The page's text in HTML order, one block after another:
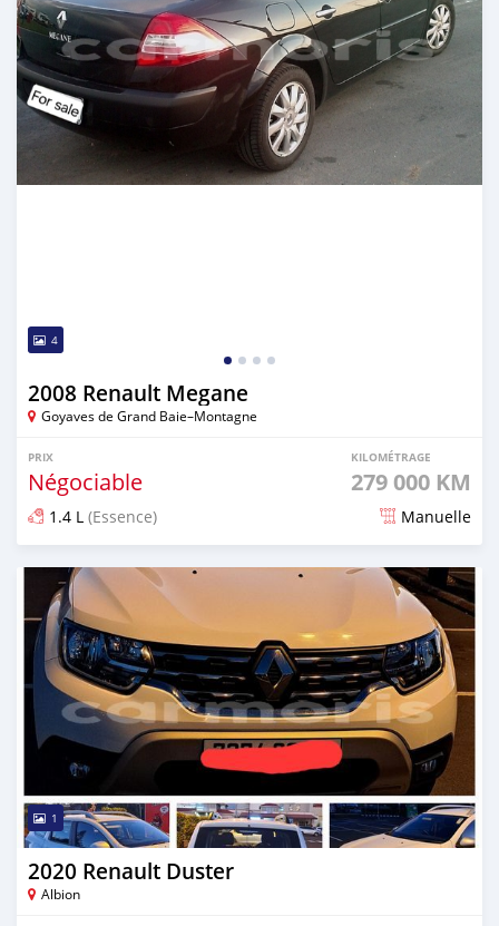
4
2008 Renault Megane
Goyaves de Grand Baie–Montagne
PRIX
Négociable
KILOMÉTRAGE
279 000 KM
1.4 L (Essence) Manuelle
Publié il y a 4 mois
1
2020 Renault Duster
Albion